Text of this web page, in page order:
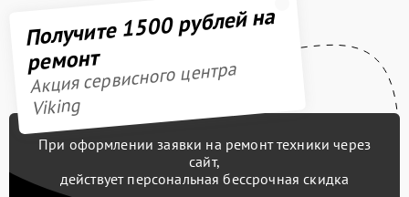
Получите 1500 рублей на
ремонт
Акция сервисного центра
Viking
При оформлении заявки на ремонт техники через
сайт,
действует персональная бессрочная скидка